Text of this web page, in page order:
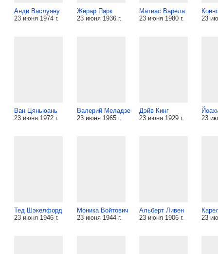
Анди Васлуяну
23 июня 1974 г.
Жерар Парк
23 июня 1936 г.
Матиас Варела
23 июня 1980 г.
23
Ван Цяньюань
23 июня 1972 г.
Валерий Меладзе
23 июня 1965 г.
Дэйв Кинг
23 июня 1929 г.
23
Тед Шэкелфорд
23 июня 1946 г.
Моника Войтович
23 июня 1944 г.
Альберт Ливен
23 июня 1906 г.
23